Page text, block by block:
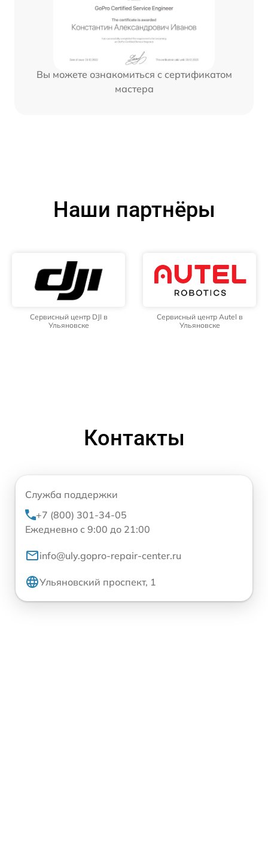
Вы можете ознакомиться с сертификатом
мастера
Наши партнёры
Сервисный центр DJI в
Ульяновске
Сервисный центр Autel в
Ульяновске
Контакты
Служба поддержки
+7 (800) 301-34-05
Ежедневно с 9:00 до 21:00
info@uly.gopro-repair-center.ru
Ульяновский проспект, 1